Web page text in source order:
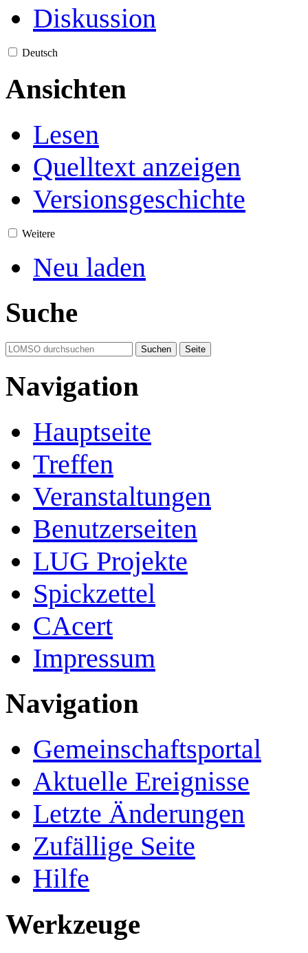
Diskussion
Deutsch
Ansichten
Lesen
Quelltext anzeigen
Versionsgeschichte
Weitere
Neu laden
Suche
Navigation
Hauptseite
Treffen
Veranstaltungen
Benutzerseiten
LUG Projekte
Spickzettel
CAcert
Impressum
Navigation
Gemeinschafts­portal
Aktuelle Ereignisse
Letzte Änderungen
Zufällige Seite
Hilfe
Werkzeuge